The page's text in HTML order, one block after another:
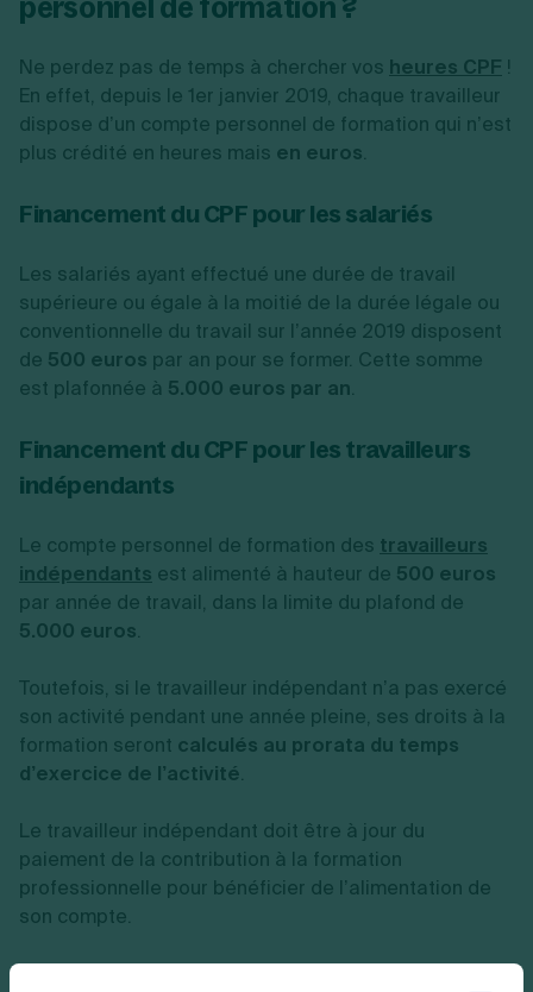
personnel de formation ?
Ne perdez pas de temps à chercher vos heures CPF !
En effet, depuis le 1er janvier 2019, chaque travailleur
dispose d’un compte personnel de formation qui n’est
plus crédité en heures mais en euros.
Financement du CPF pour les salariés
Les salariés ayant effectué une durée de travail
supérieure ou égale à la moitié de la durée légale ou
conventionnelle du travail sur l’année 2019 disposent
de 500 euros par an pour se former. Cette somme
est plafonnée à 5.000 euros par an.
Financement du CPF pour les travailleurs
indépendants
Le compte personnel de formation des travailleurs
indépendants est alimenté à hauteur de 500 euros
par année de travail, dans la limite du plafond de
5.000 euros.
Toutefois, si le travailleur indépendant n’a pas exercé
son activité pendant une année pleine, ses droits à la
formation seront calculés au prorata du temps
d’exercice de l’activité.
Le travailleur indépendant doit être à jour du
paiement de la contribution à la formation
professionnelle pour bénéficier de l’alimentation de
son compte.